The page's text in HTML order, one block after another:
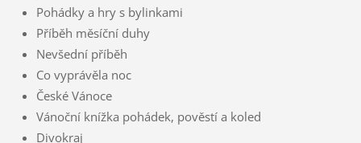
Pohádky a hry s bylinkami
Příběh měsíční duhy
Nevšední příběh
Co vyprávěla noc
České Vánoce
Vánoční knížka pohádek, pověstí a koled
Divokraj